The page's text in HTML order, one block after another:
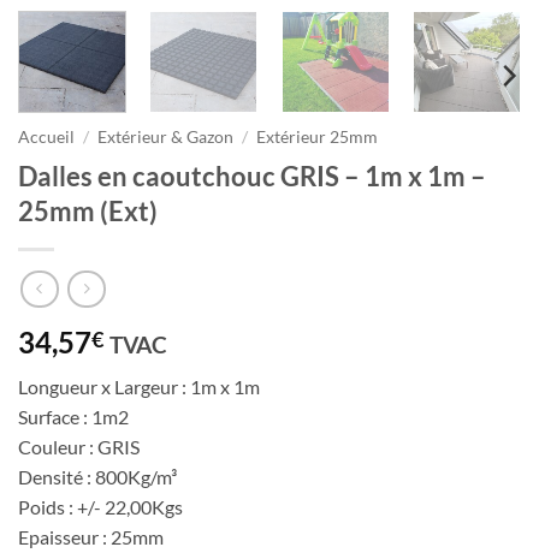
Accueil / Extérieur & Gazon / Extérieur 25mm
Dalles en caoutchouc GRIS – 1m x 1m –
25mm (Ext)
34,57€ TVAC
Longueur x Largeur : 1m x 1m
Surface : 1m2
Couleur : GRIS
Densité : 800Kg/m³
Poids : +/- 22,00Kgs
Epaisseur : 25mm